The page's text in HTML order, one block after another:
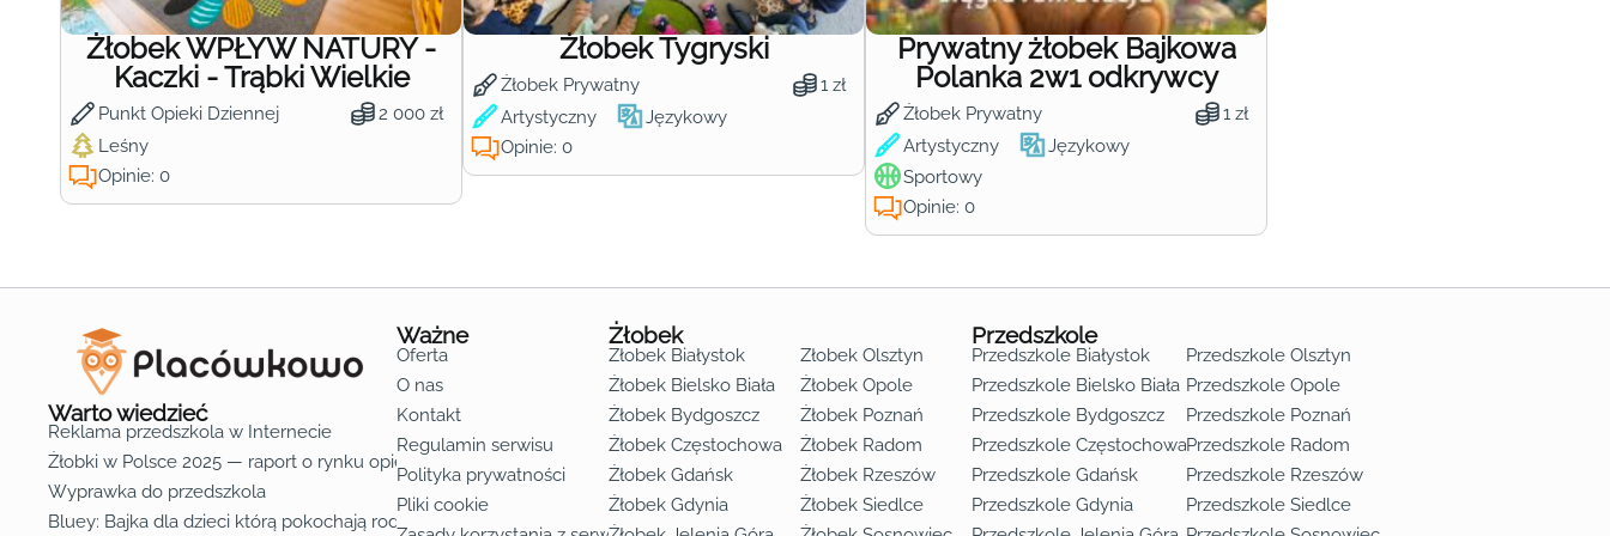
Żłobek WPŁYW NATURY -
Kaczki - Trąbki Wielkie
Punkt Opieki Dziennej 2 000 zł
Leśny
Opinie: 0
Żłobek Tygryski
Żłobek Prywatny 1 zł
Artystyczny Językowy
Opinie: 0
Prywatny żłobek Bajkowa
Polanka 2w1 odkrywcy
Żłobek Prywatny 1 zł
Artystyczny
Językowy
Sportowy
Opinie: 0
Warto wiedzieć
Reklama przedszkola w Internecie
Żłobki w Polsce 2025 — raport o rynku opieki nad dziećmi do lat 3
Wyprawka do przedszkola
Bluey: Bajka dla dzieci którą pokochają rodzice
Ważne
Oferta
O nas
Kontakt
Regulamin serwisu
Polityka prywatności
Pliki cookie
Żłobek
Żłobek Białystok
Żłobek Bielsko Biała
Żłobek Bydgoszcz
Żłobek Częstochowa
Żłobek Gdańsk
Żłobek Gdynia
Żłobek Olsztyn
Żłobek Opole
Żłobek Poznań
Żłobek Radom
Żłobek Rzeszów
Żłobek Siedlce
Przedszkole
Przedszkole Białystok
Przedszkole Bielsko Biała
Przedszkole Bydgoszcz
Przedszkole Częstochowa
Przedszkole Gdańsk
Przedszkole Gdynia
Przedszkole Olsztyn
Przedszkole Opole
Przedszkole Poznań
Przedszkole Radom
Przedszkole Rzeszów
Przedszkole Siedlce